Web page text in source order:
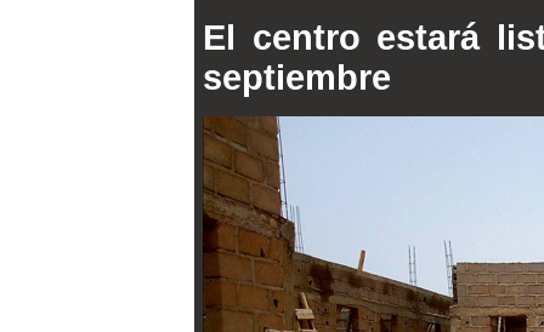
El centro estará
septiembre